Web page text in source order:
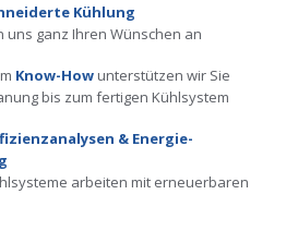
Kühlung
uns ganz Ihren Wünschen an
Know-Howunterstützen wir Sie
bis zum fertigen Kühlsystem
& Energie-
arbeiten mit erneuerbaren